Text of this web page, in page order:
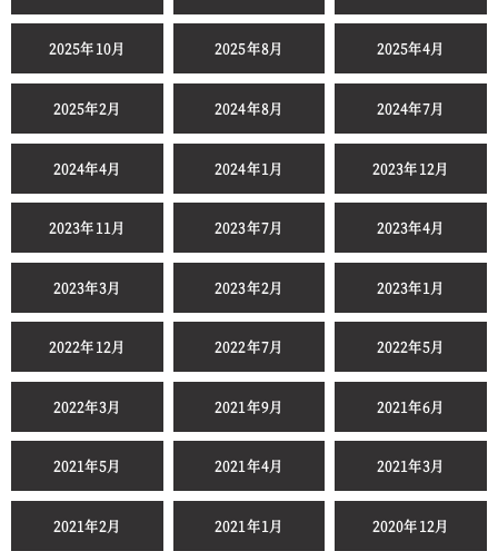
2025年10月 2025年8月 2025年4月
2025年2月 2024年8月 2024年7月
2024年4月 2024年1月 2023年12月
2023年11月 2023年7月 2023年4月
2023年3月 2023年2月 2023年1月
2022年12月 2022年7月 2022年5月
2022年3月 2021年9月 2021年6月
2021年5月 2021年4月 2021年3月
2021年2月 2021年1月 2020年12月